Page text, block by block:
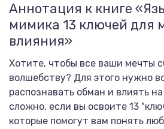
Аннотация к книге
мимика 13 ключей для
влияния»
Хотите, чтобы все ваши мечты
волшебству? Для этого нужно
распознавать обман и влиять
сложно, если вы освоите 13
которые помогут вам понять